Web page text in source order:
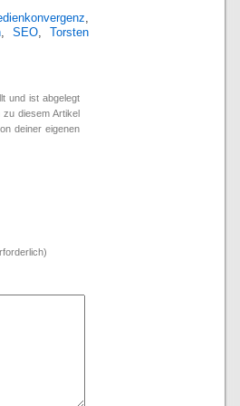
,
, SEO,
Torsten
und ist abgelegt
diesem Artikel
deiner eigenen